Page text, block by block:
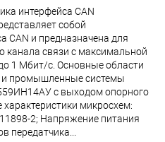
интерфейса CAN
собой
CAN и предназначена для
канала связи с максимальной
1 Мбит/с. Основные области
промышленные системы
с выходом опорного
микросхем:
11898-2; Напряжение питания
передатчика...